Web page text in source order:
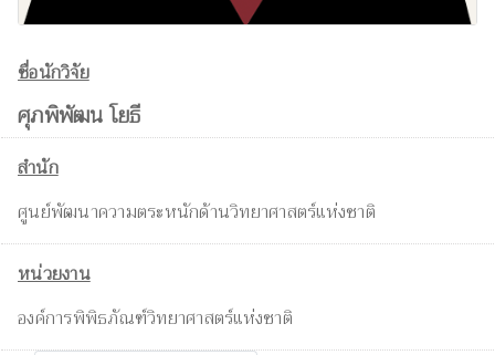
ชื่อนักวิจัย
ศุภพิพัฒน โยธี
สำนัก
ศูนย์พัฒนาความตระหนักด้านวิทยาศาสตร์แห่งชาติ
หน่วยงาน
องค์การพิพิธภัณฑ์วิทยาศาสตร์แห่งชาติ